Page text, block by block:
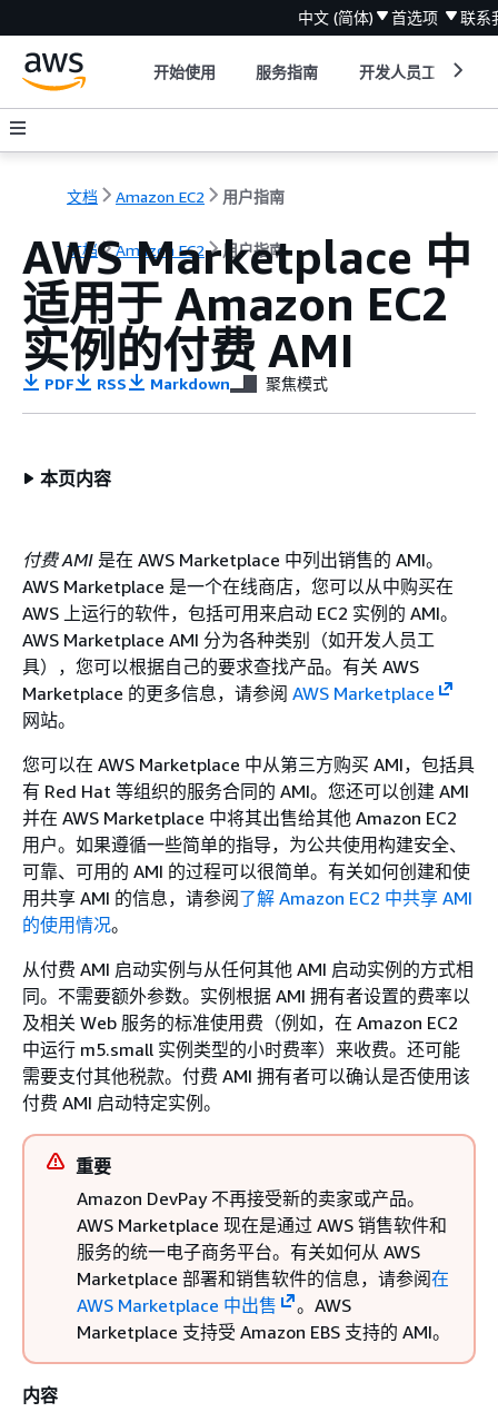
中文 (简体) 首选项 联系
开始使用 服务指南 开发人员工具
文档 Amazon EC2 用户指南
文档 Amazon EC2 用户指南
AWS Marketplace 中
适用于 Amazon EC2
实例的付费 AMI
PDF RSS Markdown 聚焦模式
本页内容
付费 AMI 是在 AWS Marketplace 中列出销售的 AMI。
AWS Marketplace 是一个在线商店，您可以从中购买在
AWS 上运行的软件，包括可用来启动 EC2 实例的 AMI。
AWS Marketplace AMI 分为各种类别（如开发人员工
具），您可以根据自己的要求查找产品。有关 AWS
Marketplace 的更多信息，请参阅 AWS Marketplace
网站。
您可以在 AWS Marketplace 中从第三方购买 AMI，包括具
有 Red Hat 等组织的服务合同的 AMI。您还可以创建 AMI
并在 AWS Marketplace 中将其出售给其他 Amazon EC2
用户。如果遵循一些简单的指导，为公共使用构建安全、
可靠、可用的 AMI 的过程可以很简单。有关如何创建和使
用共享 AMI 的信息，请参阅了解 Amazon EC2 中共享 AMI
的使用情况。
从付费 AMI 启动实例与从任何其他 AMI 启动实例的方式相
同。不需要额外参数。实例根据 AMI 拥有者设置的费率以
及相关 Web 服务的标准使用费（例如，在 Amazon EC2
中运行 m5.small 实例类型的小时费率）来收费。还可能
需要支付其他税款。付费 AMI 拥有者可以确认是否使用该
付费 AMI 启动特定实例。
重要
Amazon DevPay 不再接受新的卖家或产品。
AWS Marketplace 现在是通过 AWS 销售软件和
服务的统一电子商务平台。有关如何从 AWS
Marketplace 部署和销售软件的信息，请参阅在
AWS Marketplace 中出售
。AWS
Marketplace 支持受 Amazon EBS 支持的 AMI。
内容